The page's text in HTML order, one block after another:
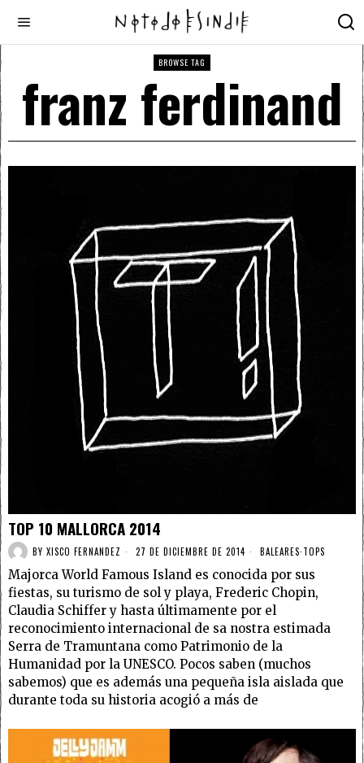
BROWSE TAG
franz ferdinand
TOP 10 MALLORCA 2014
BY XISCO FERNANDEZ 27 DE DICIEMBRE DE 2014 BALEARES·TOPS
Majorca World Famous Island es conocida por sus
fiestas, su turismo de sol y playa, Frederic Chopin,
Claudia Schiffer y hasta últimamente por el
reconocimiento internacional de sa nostra estimada
Serra de Tramuntana como Patrimonio de la
Humanidad por la UNESCO. Pocos saben (muchos
sabemos) que es además una pequeña isla aislada que
durante toda su historia acogió a más de